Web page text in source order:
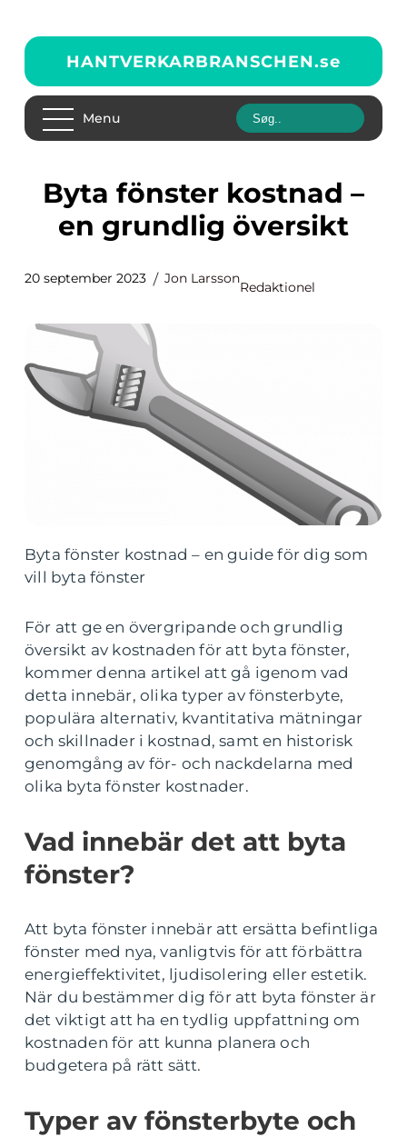
HANTVERKARBRANSCHEN.se
Menu
Byta fönster kostnad –
en grundlig översikt
20 september 2023 Jon Larsson
Redaktionel
Byta fönster kostnad – en guide för dig som
vill byta fönster
För att ge en övergripande och grundlig
översikt av kostnaden för att byta fönster,
kommer denna artikel att gå igenom vad
detta innebär, olika typer av fönsterbyte,
populära alternativ, kvantitativa mätningar
och skillnader i kostnad, samt en historisk
genomgång av för- och nackdelarna med
olika byta fönster kostnader.
Vad innebär det att byta
fönster?
Att byta fönster innebär att ersätta befintliga
fönster med nya, vanligtvis för att förbättra
energieffektivitet, ljudisolering eller estetik.
När du bestämmer dig för att byta fönster är
det viktigt att ha en tydlig uppfattning om
kostnaden för att kunna planera och
budgetera på rätt sätt.
Typer av fönsterbyte och